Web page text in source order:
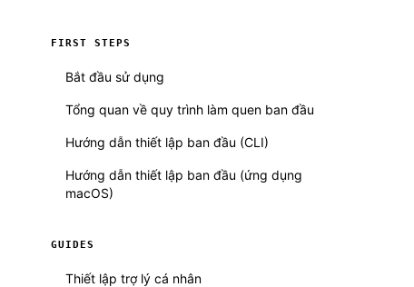
FIRST STEPS
Bắt đầu sử dụng
Tổng quan về quy trình làm quen ban đầu
Hướng dẫn thiết lập ban đầu (CLI)
Hướng dẫn thiết lập ban đầu (ứng dụng
macOS)
GUIDES
Thiết lập trợ lý cá nhân